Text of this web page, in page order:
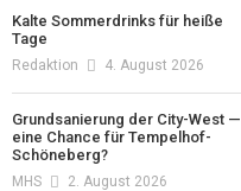
Kalte Sommerdrinks für heiße
Tage
Redaktion 4. August 2026
Grundsanierung der City-West —
eine Chance für Tempelhof-
Schöneberg?
MHS 2. August 2026